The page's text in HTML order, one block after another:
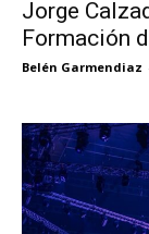
Jorge
Formación
Belén Garmendiaz